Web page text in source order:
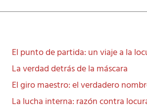
El punto de partida: un viaje a la
La verdad detrás de la máscara
El giro maestro: el verdadero
La lucha interna: razón contra